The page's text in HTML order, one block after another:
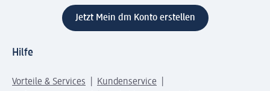
Jetzt Mein dm Konto erstellen
Hilfe
Vorteile & Services
Kundenservice